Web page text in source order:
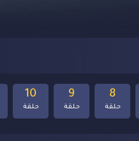
10
حلقة
9
حلقة
8
حلقة